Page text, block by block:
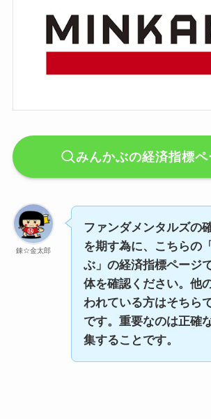
みんかぶの経済指標
錬☆金太郎
ファンダメンタルズの
を期す為に、こちらの
ぶ」の経済指標ページ
体を確認ください。他
われている方はそちら
です。重要なのは正確
集することです。